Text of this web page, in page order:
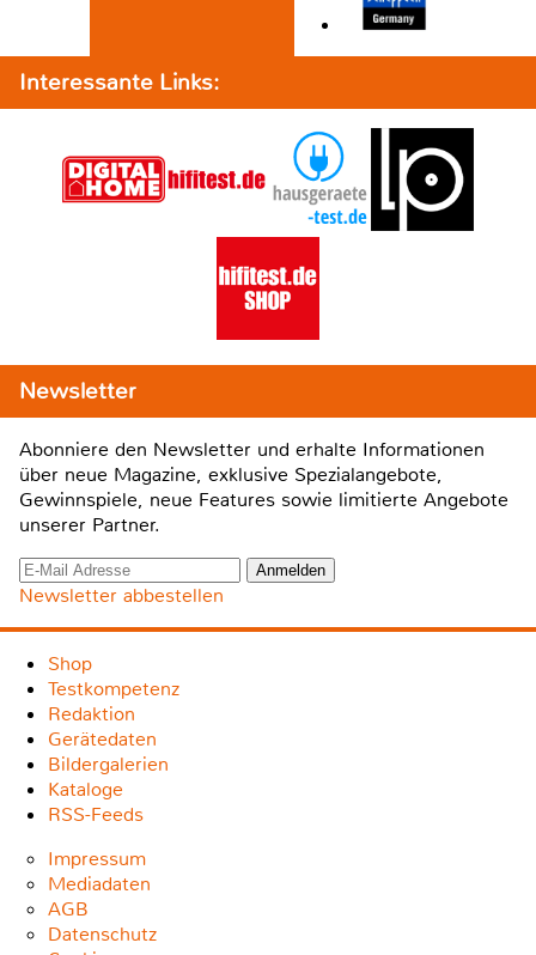
Interessante Links:
Newsletter
Abonniere den Newsletter und erhalte Informationen
über neue Magazine, exklusive Spezialangebote,
Gewinnspiele, neue Features sowie limitierte Angebote
unserer Partner.
Newsletter abbestellen
Shop
Testkompetenz
Redaktion
Gerätedaten
Bildergalerien
Kataloge
RSS-Feeds
Impressum
Mediadaten
AGB
Datenschutz